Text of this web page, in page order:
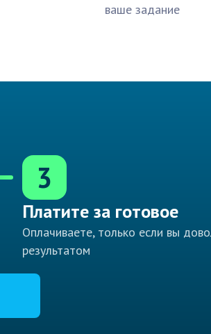
ваше задание
3
Платите за готовое
Оплачиваете, только если вы
результатом